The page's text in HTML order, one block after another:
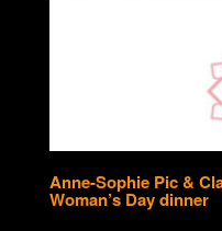
Anne-Sophie Pic &
Woman’s Day dinner